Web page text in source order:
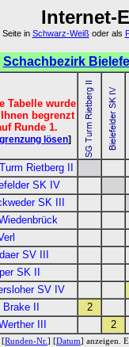
Internet-
Seite in Schwarz-Weißoder als
Schachbezirk
Tabelle wurde
begrenzt
Runde 1.
lösen]
Rietberg II
SK IV
SK III
SV III
SK II
SV IV
II 2
III 2
Runden-Nr. Datum ] anzeigen.